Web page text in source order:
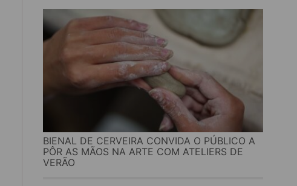
BIENAL DE CERVEIRA CONVIDA O PÚBLICO A
PÔR AS MÃOS NA ARTE COM ATELIERS DE
VERÃO